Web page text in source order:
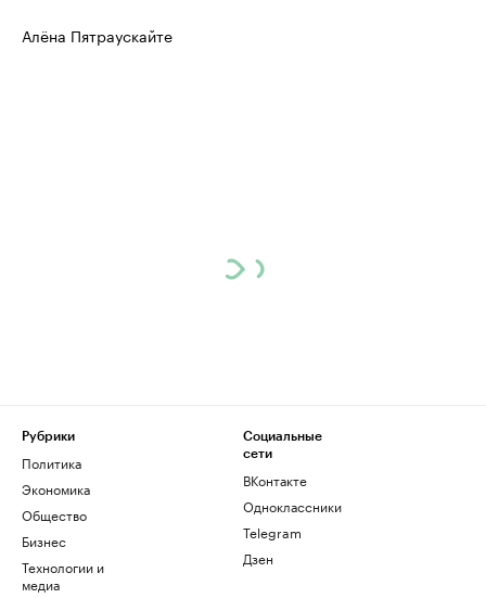
Алёна Пятраускайте
Рубрики
Политика
Экономика
Общество
Бизнес
Технологии и
медиа
Социальные
сети
ВКонтакте
Одноклассники
Telegram
Дзен